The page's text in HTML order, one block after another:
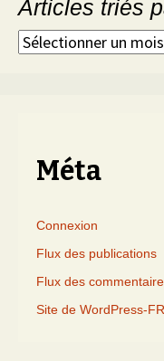
Articles triés
Articles
Méta
Connexion
Flux des publications
Flux des
Site de WordPress-FR